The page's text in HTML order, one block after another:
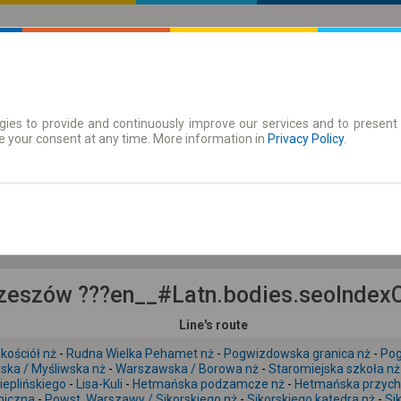
| Tickets Season tickets
Line's route
nż - Rudna Wielka Pehamet nż - Pogwizdowska granica nż -
/ Myśliwska nż - Warszawska / Borowa nż - Staromiejska szkoła nż
- Lisa-Kuli - Hetmańska podzamcze nż - Hetmańska
to provide and continuously improve our services and to
your consent at any time. More information in Privacy Policy.